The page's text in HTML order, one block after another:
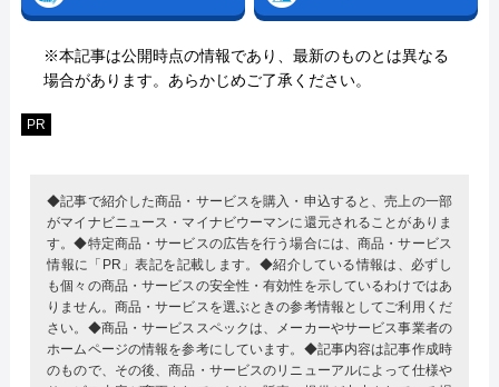
※本記事は公開時点の情報であり、最新のものとは異なる
場合があります。あらかじめご了承ください。
PR
◆記事で紹介した商品・サービスを購入・申込すると、売上の一部
がマイナビニュース・マイナビウーマンに還元されることがありま
す。◆特定商品・サービスの広告を行う場合には、商品・サービス
情報に「PR」表記を記載します。◆紹介している情報は、必ずし
も個々の商品・サービスの安全性・有効性を示しているわけではあ
りません。商品・サービスを選ぶときの参考情報としてご利用くだ
さい。◆商品・サービススペックは、メーカーやサービス事業者の
ホームページの情報を参考にしています。◆記事内容は記事作成時
のもので、その後、商品・サービスのリニューアルによって仕様や